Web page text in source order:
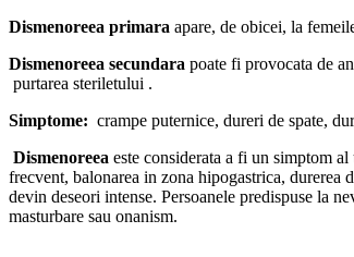
Dismenoreea primara apare, de obicei, la
Dismenoreea secundara poate fi provocata de
purtarea steriletului .
Simptome: crampe puternice, dureri de spate,
Dismenoreea este considerata a fi un simptom
frecvent, balonarea in zona hipogastrica, durerea
devin deseori intense. Persoanele predispuse la
masturbare sau onanism.